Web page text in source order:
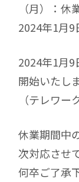
（月）：休
2024年1月9
2024年1月9
開始いたし
（テレワー
休業期間中
次対応させ
何卒ご了承